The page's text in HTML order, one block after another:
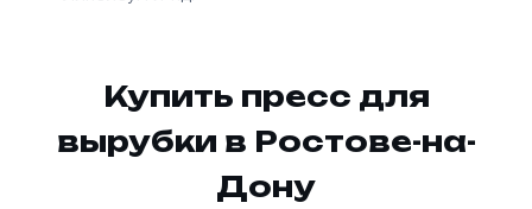
Купить пресс для
вырубки в Ростове-на-
Дону